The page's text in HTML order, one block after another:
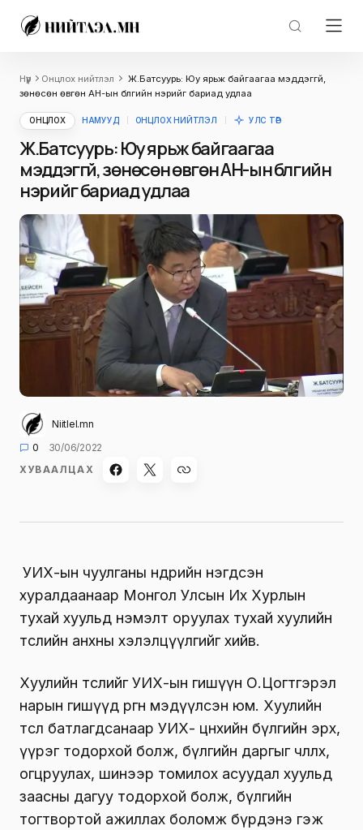
Нүүр Онцлох нийтлэл
Ж.Батсуурь: Юу ярьж байгаагаа мэддэггүй,
зөнөсөн өвгөн АН-ын бүлгийн нэрийг бариад удлаа
ОНЦЛОХ НАМУУД ОНЦЛОХ НИЙТЛЭЛ УЛС ТӨР
Ж.Батсуурь: Юу ярьж байгаагаа
мэддэггүй, зөнөсөн өвгөн АН-ын бүлгийн
нэрийг бариад удлаа
Niitlel.mn
0
30/06/2022
ХУВААЛЦАХ
УИХ-ын чуулганы өнөөдрийн нэгдсэн
хуралдаанаар Монгол Улсын Их Хурлын
тухай хуульд нэмэлт оруулах тухай хуулийн
төслийн анхны хэлэлцүүлгийг хийв.
Хуулийн төслийг УИХ-ын гишүүн О.Цогтгэрэл
нарын гишүүд өргөн мэдүүлсэн юм. Хуулийн
төсөл батлагдсанаар УИХ- цөөнхийн бүлгийн эрх,
үүрэг тодорхой болж, бүлгийн даргыг чөлөөлөх,
огцруулах, шинээр томилох асуудал хуульд
заасны дагуу тодорхой болж, бүлгийн
тогтвортой ажиллах боломж бүрдэнэ гэж